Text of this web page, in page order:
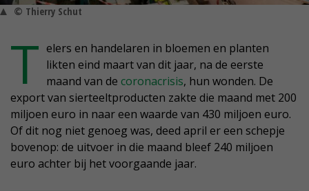
© Thierry Schut
T elers en handelaren in bloemen en planten
likten eind maart van dit jaar, na de eerste
maand van de coronacrisis, hun wonden. De
export van sierteeltproducten zakte die maand met 200
miljoen euro in naar een waarde van 430 miljoen euro.
Of dit nog niet genoeg was, deed april er een schepje
bovenop: de uitvoer in die maand bleef 240 miljoen
euro achter bij het voorgaande jaar.